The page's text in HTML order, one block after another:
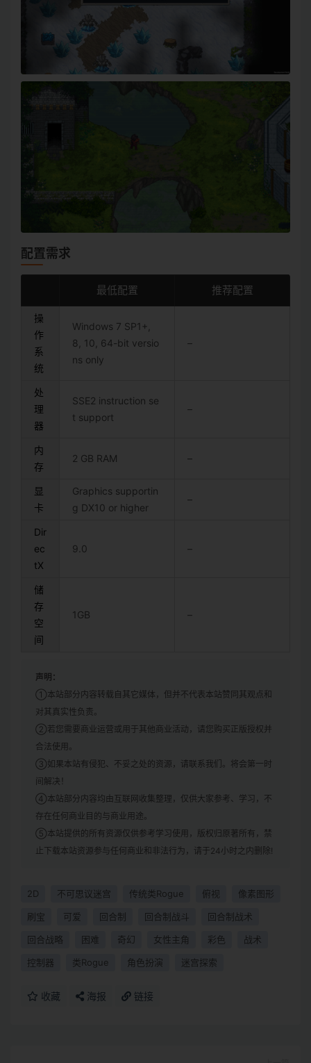
配置需求
最低配置 推荐配置
操
作
系
统
Windows 7 SP1+,
8, 10, 64-bit versio
ns only
–
处
理
器
SSE2 instruction se
t support
–
内
存
2 GB RAM –
显
卡
Graphics supportin
g DX10 or higher
–
Dir
ec
tX
9.0 –
储
存
空
间
1GB –
声明：
①本站部分内容转载自其它媒体，但并不代表本站赞同其观点和
对其真实性负责。
②若您需要商业运营或用于其他商业活动，请您购买正版授权并
合法使用。
③如果本站有侵犯、不妥之处的资源，请联系我们。将会第一时
间解决！
④本站部分内容均由互联网收集整理，仅供大家参考、学习，不
存在任何商业目的与商业用途。
⑤本站提供的所有资源仅供参考学习使用，版权归原著所有，禁
止下载本站资源参与任何商业和非法行为，请于24小时之内删除!
2D 不可思议迷宫 传统类Rogue 俯视 像素图形
刷宝 可爱 回合制 回合制战斗 回合制战术
回合战略 困难 奇幻 女性主角 彩色 战术
控制器 类Rogue 角色扮演 迷宫探索
收藏 海报 链接